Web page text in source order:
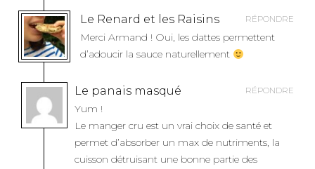
I
C
L
E
Le Renard et les Raisins RÉPONDRE
Merci Armand ! Oui, les dattes permettent
d’adoucir la sauce naturellement
Le panais masqué RÉPONDRE
Yum !
Le manger cru est un vrai choix de santé et
permet d’absorber un max de nutriments, la
cuisson détruisant une bonne partie des